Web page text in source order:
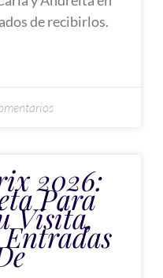
de recibirlos.
2026:
Para
Visita,